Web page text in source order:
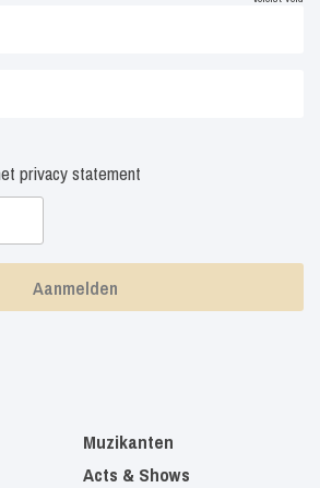
privacy statement
Muzikanten
Acts & Shows